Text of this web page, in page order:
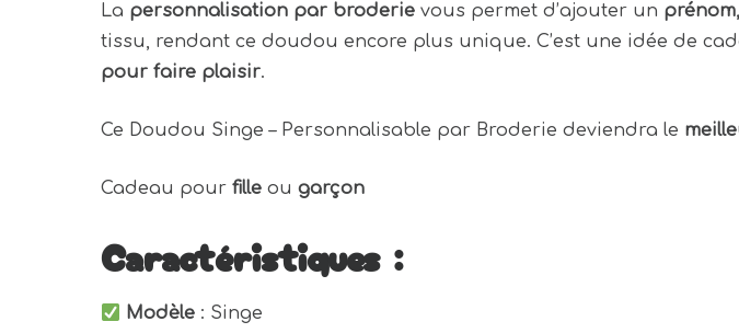
La personnalisation par broderie vous permet d’ajouter un
tissu, rendant ce doudou encore plus unique. C’est une idée de
pour faire plaisir.
Ce Doudou Singe – Personnalisable par Broderie deviendra le
Cadeau pour fille ou garçon
Caractéristiques :
Modèle : Singe